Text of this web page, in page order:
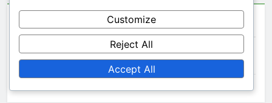
Archives
December 2025
Customize
Reject All
Accept All